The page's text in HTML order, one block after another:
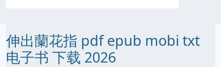
伸出蘭花指 pdf epub mobi txt
电子书 下载 2026